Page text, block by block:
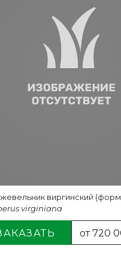
виргинский
virginiana
от 720